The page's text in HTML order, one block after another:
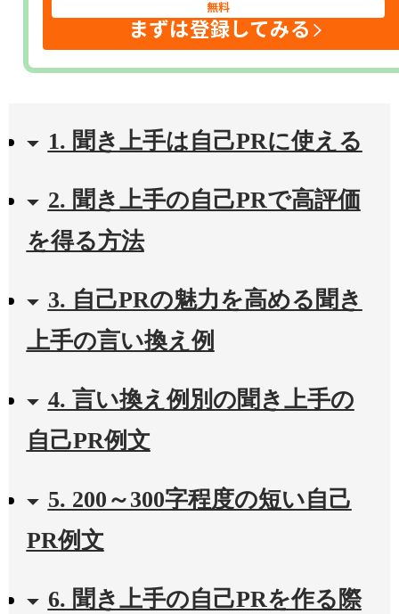
無料
まずは登録してみる
1. 聞き上手は自己PRに使える
2. 聞き上手の自己PRで高評価
を得る方法
3. 自己PRの魅力を高める聞き
上手の言い換え例
4. 言い換え例別の聞き上手の
自己PR例文
5. 200～300字程度の短い自己
PR例文
6. 聞き上手の自己PRを作る際